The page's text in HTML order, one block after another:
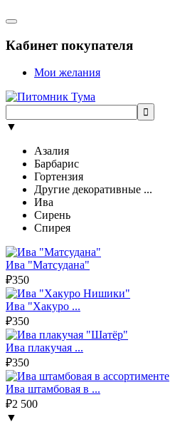
Кабинет покупателя
Мои желания
▼
Азалия
Барбарис
Гортензия
Другие декоративные ...
Ива
Сирень
Спирея
Ива "Матсудана"
₽350
Ива "Хакуро ...
₽350
Ива плакучая ...
₽350
Ива штамбовая в ...
₽2 500
▼